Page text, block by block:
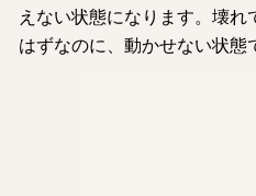
えない状態になります。壊れ
はずなのに、動かせない状態